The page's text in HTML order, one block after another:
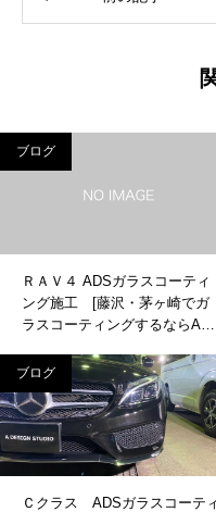
ブログ
ＲＡＶ４ ADSガラスコーティ
ング施工 [藤沢・茅ヶ崎でガ
ラスコーティングするならADS
ブログ
Ｃクラス ADSガラスコーテ